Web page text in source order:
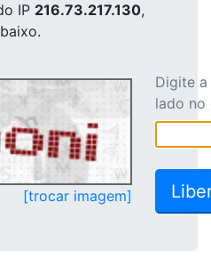
IP 216.73.217.130,
[trocar imagem]
Digite
lado no